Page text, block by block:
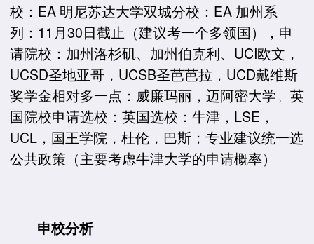
校：EA 明尼苏达大学双城分校：EA 加州系
列：11月30日截止（建议考一个多领国），申
请院校：加州洛杉矶、加州伯克利、UCI欧文，
UCSD圣地亚哥，UCSB圣芭芭拉，UCD戴维斯
奖学金相对多一点：威廉玛丽，迈阿密大学。英
国院校申请选校：英国选校：牛津，LSE，
UCL，国王学院，杜伦，巴斯；专业建议统一选
公共政策（主要考虑牛津大学的申请概率）
申校分析